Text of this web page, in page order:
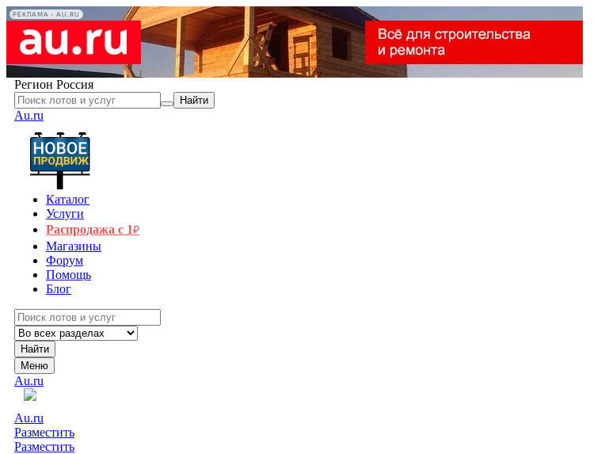
РЕКЛАМА • AU.RU
Регион Россия
Найти
Au.ru
Каталог
Услуги
Распродажа с 1₽
Магазины
Форум
Помощь
Блог
Найти
Меню
Au.ru
Au.ru
Разместить
Разместить